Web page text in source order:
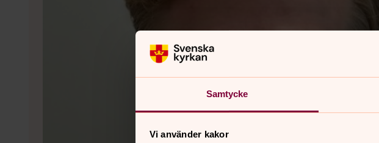
Samtycke
Vi använder kakor